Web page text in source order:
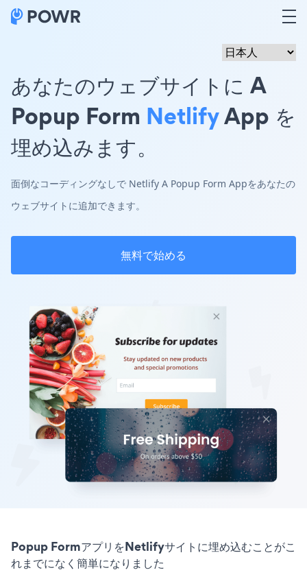
あなたのウェブサイトに A
Popup Form NetlifyApp を
埋め込みます。
面倒なコーディングなしで Netlify A Popup Form Appをあなたの
ウェブサイトに追加できます。
無料で始める
Popup FormアプリをNetlifyサイトに埋め込むことがこ
れまでになく簡単になりました